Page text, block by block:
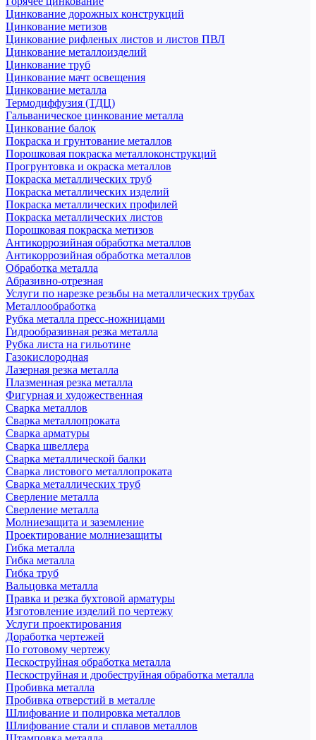
Цинкование дорожных конструкций
Цинкование метизов
Цинкование рифленых листов и листов ПВЛ
Цинкование металлоизделий
Цинкование труб
Цинкование мачт освещения
Цинкование металла
Термодиффузия (ТДЦ)
Гальваническое цинкование металла
Цинкование балок
Покраска и грунтование металлов
Порошковая покраска металлоконструкций
Прогрунтовка и окраска металлов
Покраска металлических труб
Покраска металлических изделий
Покраска металлических профилей
Покраска металлических листов
Порошковая покраска метизов
Антикоррозийная обработка металлов
Антикоррозийная обработка металлов
Обработка металла
Абразивно-отрезная
Услуги по нарезке резьбы на металлических трубах
Металлообработка
Рубка металла пресс-ножницами
Гидрообразивная резка металла
Рубка листа на гильотине
Газокислородная
Лазерная резка металла
Плазменная резка металла
Фигурная и художественная
Сварка металлов
Сварка металлопроката
Сварка арматуры
Сварка швеллера
Сварка металлической балки
Сварка листового металлопроката
Сварка металлических труб
Сверление металла
Сверление металла
Молниезащита и заземление
Проектирование молниезащиты
Гибка металла
Гибка металла
Гибка труб
Вальцовка металла
Правка и резка бухтовой арматуры
Изготовление изделий по чертежу
Услуги проектирования
Доработка чертежей
По готовому чертежу
Пескоструйная обработка металла
Пескоструйная и дробеструйная обработка металла
Пробивка металла
Пробивка отверстий в металле
Шлифование и полировка металлов
Шлифование стали и сплавов металлов